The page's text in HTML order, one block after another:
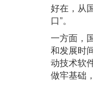
好在，从
口”。
一方面，
和发展时
动技术软
做牢基础